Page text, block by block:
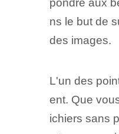
pondre aux
ns le but de
des images.
L'un des
ent. Que
ichiers sans